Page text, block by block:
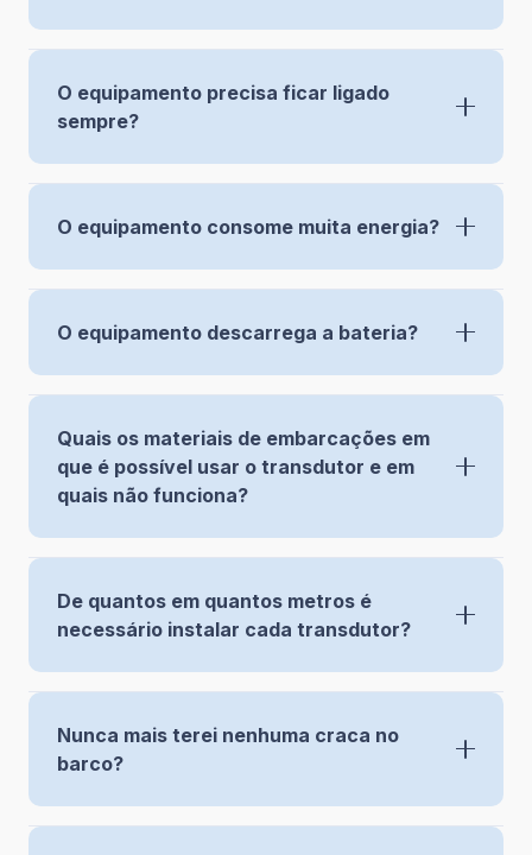
O equipamento precisa ficar ligado
sempre?
O equipamento consome muita energia?
O equipamento descarrega a bateria?
Quais os materiais de embarcações em
que é possível usar o transdutor e em
quais não funciona?
De quantos em quantos metros é
necessário instalar cada transdutor?
Nunca mais terei nenhuma craca no
barco?